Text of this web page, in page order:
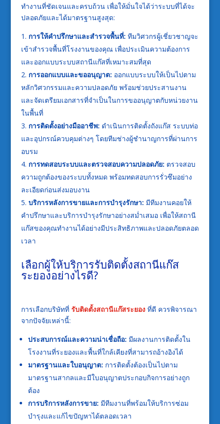
ทำงานที่ชัดเจนและครบถ้วน เพื่อให้มั่นใจได้ว่าระบบที่ได้จะ
ปลอดภัยและได้มาตรฐานสูงสุด:
การให้คำปรึกษาและสำรวจพื้นที่: ทีมวิศวกรผู้เชี่ยวชาญจะ
เข้าสำรวจพื้นที่โรงงานของคุณ เพื่อประเมินความต้องการ
และออกแบบระบบสถานีแก๊สที่เหมาะสมที่สุด
การออกแบบและขออนุญาต: ออกแบบระบบให้เป็นไปตาม
หลักวิศวกรรมและความปลอดภัย พร้อมช่วยประสานงาน
และจัดเตรียมเอกสารที่จำเป็นในการขออนุญาตกับหน่วยงาน
ในพื้นที่
การติดตั้งอย่างมืออาชีพ: ดำเนินการติดตั้งถังแก๊ส ระบบท่อ
และอุปกรณ์ควบคุมต่างๆ โดยทีมช่างผู้ชำนาญการที่ผ่านการ
อบรม
การทดสอบระบบและตรวจสอบความปลอดภัย: ตรวจสอบ
ความถูกต้องของระบบทั้งหมด พร้อมทดสอบการรั่วซึมอย่าง
ละเอียดก่อนส่งมอบงาน
บริการหลังการขายและการบำรุงรักษา: มีทีมงานคอยให้
คำปรึกษาและบริการบำรุงรักษาอย่างสม่ำเสมอ เพื่อให้สถานี
แก๊สของคุณทำงานได้อย่างมีประสิทธิภาพและปลอดภัยตลอด
เวลา
เลือกผู้ให้บริการรับติดตั้งสถานีแก๊ส
ระยองอย่างไรดี?
การเลือกบริษัทที่ รับติดตั้งสถานีแก๊สระยองที่ดี ควรพิจารณา
จากปัจจัยเหล่านี้:
ประสบการณ์และความน่าเชื่อถือ: มีผลงานการติดตั้งใน
โรงงานที่ระยองและพื้นที่ใกล้เคียงที่สามารถอ้างอิงได้
มาตรฐานและใบอนุญาต: การติดตั้งต้องเป็นไปตาม
มาตรฐานสากลและมีใบอนุญาตประกอบกิจการอย่างถูก
ต้อง
การบริการหลังการขาย: มีทีมงานที่พร้อมให้บริการซ่อม
บำรุงและแก้ไขปัญหาได้ตลอดเวลา